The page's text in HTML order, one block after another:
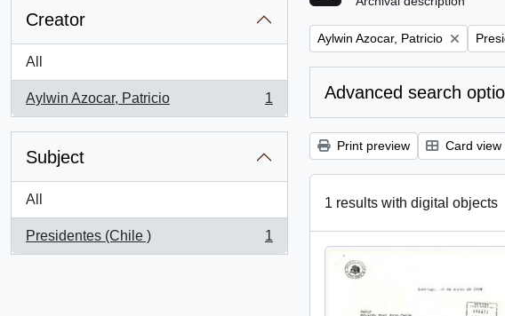
Creator
All
Aylwin Azocar, Patricio
, 1 results
1
Subject
All
Presidentes (Chile )
, 1 results
1
Remove filter:
Aylwin Azocar, Patricio
Advanced search
Print preview Card view
1 results with digital objects